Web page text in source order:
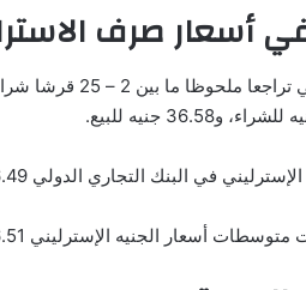
أسعار صرف
كما سجل الجنيه
التجاري الدولي 36.49 جنيه للشراء، و36.70 جنيه للبيع.
الإسترليني 36.51 جنيه للشراء، 36.63 جنيه للبيع.